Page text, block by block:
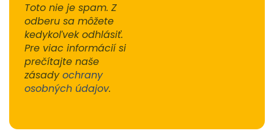
Toto nie je spam. Z
odberu sa môžete
kedykoľvek odhlásiť.
Pre viac informácií si
prečítajte naše
zásadyochrany
osobných údajov.